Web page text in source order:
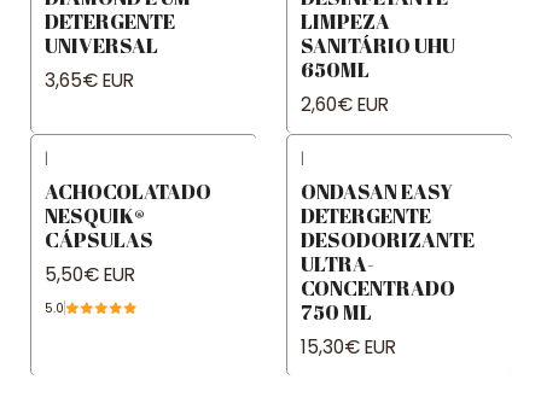
DETERGENTE
UNIVERSAL
3,65€ EUR
LIMPEZA
SANITÁRIO UHU
650ML
2,60€ EUR
|
ACHOCOLATADO
NESQUIK®
CÁPSULAS
5,50€ EUR
5.0
|
ONDASAN EASY
DETERGENTE
DESODORIZANTE
ULTRA-
CONCENTRADO
750 ML
15,30€ EUR